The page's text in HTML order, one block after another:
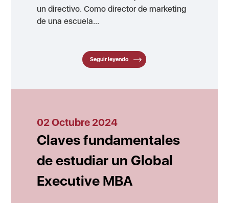
un directivo. Como director de marketing
de una escuela...
Seguir leyendo
02 Octubre 2024
Claves fundamentales
de estudiar un Global
Executive MBA